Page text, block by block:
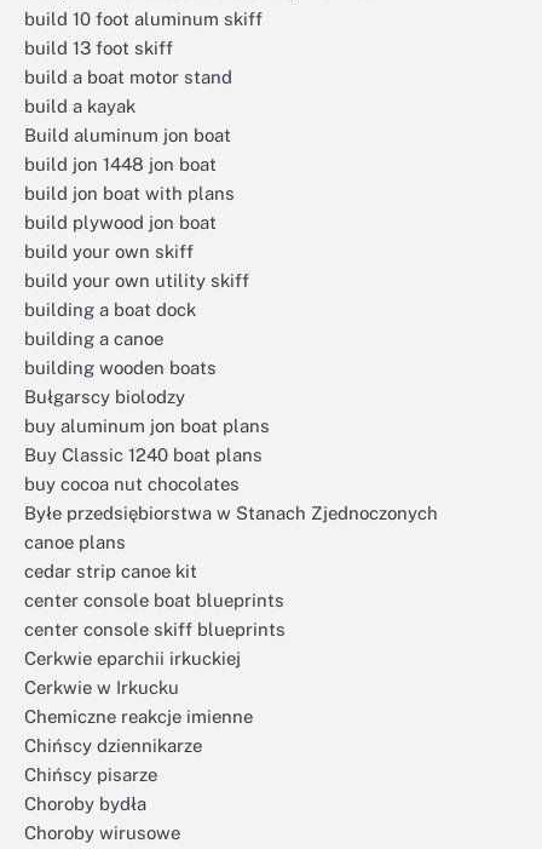
build 10 foot aluminum skiff
build 13 foot skiff
build a boat motor stand
build a kayak
Build aluminum jon boat
build jon 1448 jon boat
build jon boat with plans
build plywood jon boat
build your own skiff
build your own utility skiff
building a boat dock
building a canoe
building wooden boats
Bułgarscy biolodzy
buy aluminum jon boat plans
Buy Classic 1240 boat plans
buy cocoa nut chocolates
Byłe przedsiębiorstwa w Stanach Zjednoczonych
canoe plans
cedar strip canoe kit
center console boat blueprints
center console skiff blueprints
Cerkwie eparchii irkuckiej
Cerkwie w Irkucku
Chemiczne reakcje imienne
Chińscy dziennikarze
Chińscy pisarze
Choroby bydła
Choroby wirusowe